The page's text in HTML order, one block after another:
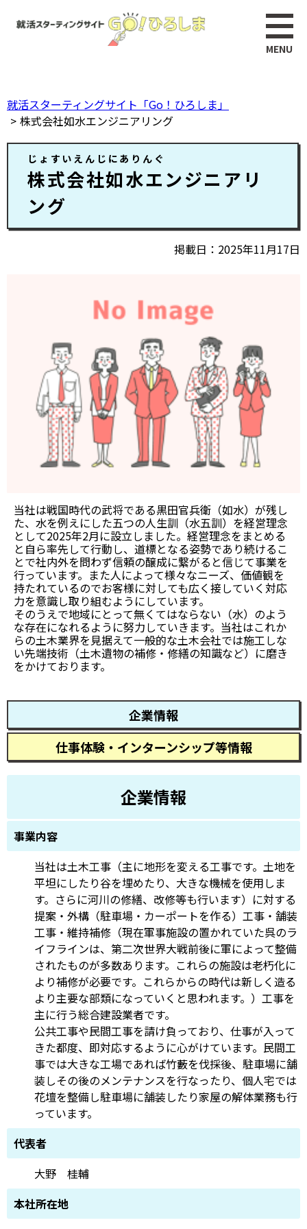
で
す。
就活スターティングサイト「Go！ひろしま」
株式会社如水エンジニアリング
じょすいえんじにありんぐ
株式会社如水エンジニアリ
ング
掲載日 2025年11月17日
当社は戦国時代の武将である黒田官兵衛（如水）が残し
た、水を例えにした五つの人生訓（水五訓）を経営理念
として2025年2月に設立しました。経営理念をまとめる
と自ら率先して行動し、道標となる姿勢であり続けるこ
とで社内外を問わず信頼の醸成に繋がると信じて事業を
行っています。また人によって様々なニーズ、価値観を
持たれているのでお客様に対しても広く接していく対応
力を意識し取り組むようにしています。
そのうえで地域にとって無くてはならない（水）のよう
な存在になれるように努力していきます。当社はこれか
らの土木業界を見据えて一般的な土木会社では施工しな
い先端技術（土木遺物の補修・修繕の知識など）に磨き
をかけております。
企業情報
仕事体験・インターンシップ等情報
企業情報
事業内容
当社は土木工事（主に地形を変える工事です。土地を
平坦にしたり谷を埋めたり、大きな機械を使用しま
す。さらに河川の修繕、改修等も行います）に対する
提案・外構（駐車場・カーポートを作る）工事・舗装
工事・維持補修（現在軍事施設の置かれていた呉のラ
イフラインは、第二次世界大戦前後に軍によって整備
されたものが多数あります。これらの施設は老朽化に
より補修が必要です。これらからの時代は新しく造る
より主要な部類になっていくと思われます。）工事を
主に行う総合建設業者です。
公共工事や民間工事を請け負っており、仕事が入って
きた都度、即対応するように心がけています。民間工
事では大きな工場であれば竹藪を伐採後、駐車場に舗
装しその後のメンテナンスを行なったり、個人宅では
花壇を整備し駐車場に舗装したり家屋の解体業務も行
っています。
代表者
大野 桂輔
本社所在地